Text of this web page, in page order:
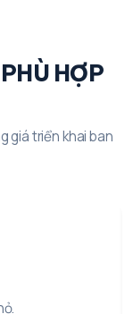
HỢP
giá triển khai ban